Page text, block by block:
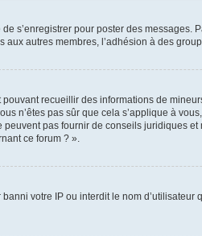
s’enregistrer pour poster des
autres membres, l’adhésion à des
recueillir des informations de
n’êtes pas sûr que cela s’applique à
pas fournir de conseils juridiques
ce forum ? ».
votre IP ou interdit le nom